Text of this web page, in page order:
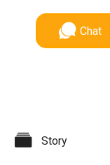
Chat
Story